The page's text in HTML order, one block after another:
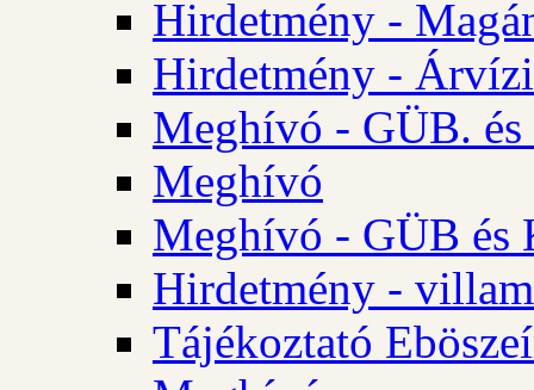
Hirdetmény -
Hirdetmény -
Meghívó - GÜB.
Meghívó
Meghívó - GÜB és
Hirdetmény -
Tájékoztató